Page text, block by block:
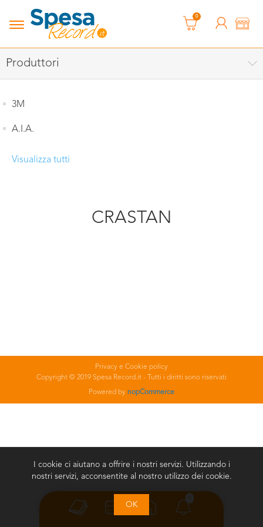
0
Produttori
3M
A.I.A.
Visualizza tutti
CRASTAN
Privacy e Cookie policy
Copyright © 2019 Spesa Record.it - Tutti i diritti sono riservati
Powered by nopCommerce
I cookie ci aiutano a offrire i nostri servizi. Utilizzando i
nostri servizi, acconsentite al nostro utilizzo dei cookie.
OK